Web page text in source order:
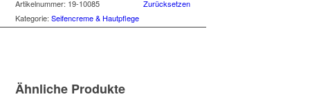
Zurücksetzen
Artikelnummer: 19-10085
Kategorie:Seifencreme & Hautpflege
Ähnliche Produkte